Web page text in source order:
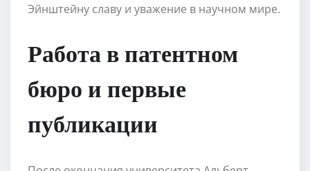
Эйнштейну славу и уважение в научном мире.
Работа в патентном
бюро и первые
публикации